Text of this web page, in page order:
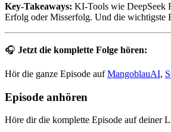
Key-Takeaways: KI-Tools wie DeepSeek
Erfolg oder Misserfolg. Und die wichtigste
🎧 Jetzt die komplette Folge hören:
Hör die ganze Episode aufMangoblauAI,
Episode anhören
Höre dir die komplette Episode auf deiner